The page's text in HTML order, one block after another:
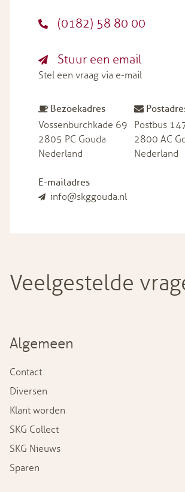
(0182) 58 80 00
Stuur een email
Stel een vraag via e-mail
Bezoekadres
Vossenburchkade 69
2805 PC Gouda
Nederland
Postbus
2800 AC
Nederland
E-mailadres
info@skggouda.nl
Veelgestelde
Algemeen
Contact
Diversen
Klant worden
SKG Collect
SKG Nieuws
Sparen